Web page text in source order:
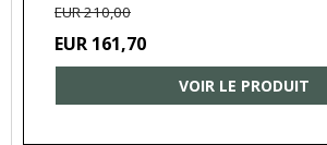
EUR 210,00
EUR 161,70
VOIR LE PRODUIT